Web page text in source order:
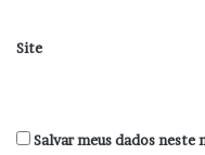
Site
Salvar meus dados neste